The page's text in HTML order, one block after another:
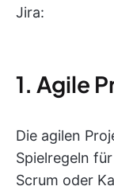
Jira:
1. Agile
Die agilen
Spielregeln
Scrum oder